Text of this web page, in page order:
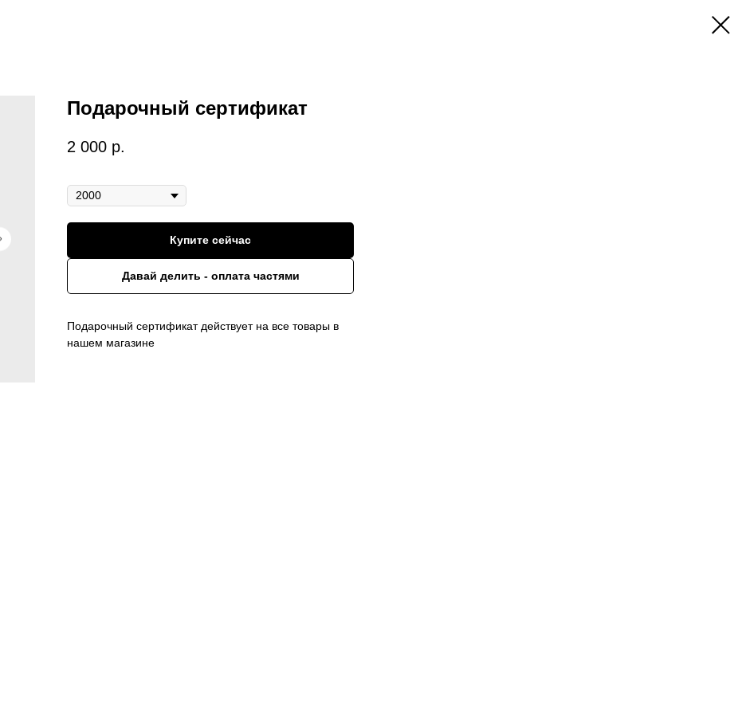
Подарочный сертификат
2 000 р.
Купите сейчас
Давай делить - оплата частями
Подарочный сертификат действует на все товары в
нашем магазине